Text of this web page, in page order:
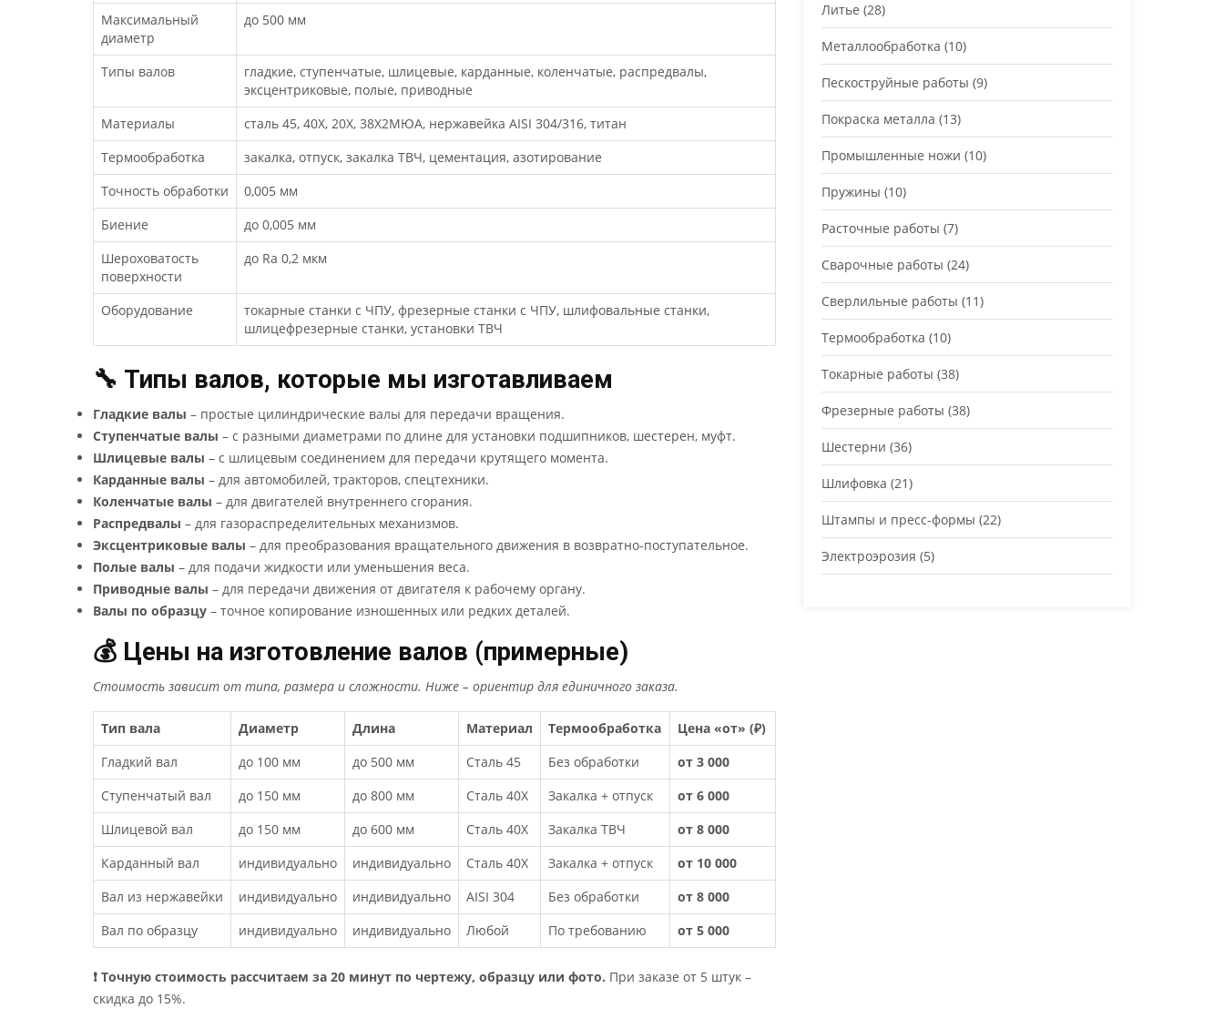
Максимальный
диаметр
до 500 мм
Типы валов
гладкие, ступенчатые, шлицевые, карданные, коленчатые, распредвалы,
эксцентриковые, полые, приводные
Материалы
сталь 45, 40Х, 20Х, 38Х2МЮА, нержавейка AISI 304/316, титан
Термообработка
закалка, отпуск, закалка ТВЧ, цементация, азотирование
Точность обработки
0,005 мм
Биение
до 0,005 мм
Шероховатость
поверхности
до Ra 0,2 мкм
Оборудование
токарные станки с ЧПУ, фрезерные станки с ЧПУ, шлифовальные станки,
шлицефрезерные станки, установки ТВЧ
🔧 Типы валов, которые мы изготавливаем
Гладкие валы – простые цилиндрические валы для передачи вращения.
Ступенчатые валы – с разными диаметрами по длине для установки подшипников, шестерен, муфт.
Шлицевые валы – с шлицевым соединением для передачи крутящего момента.
Карданные валы – для автомобилей, тракторов, спецтехники.
Коленчатые валы – для двигателей внутреннего сгорания.
Распредвалы – для газораспределительных механизмов.
Эксцентриковые валы – для преобразования вращательного движения в возвратно-поступательное.
Полые валы – для подачи жидкости или уменьшения веса.
Приводные валы – для передачи движения от двигателя к рабочему органу.
Валы по образцу – точное копирование изношенных или редких деталей.
💰 Цены на изготовление валов (примерные)
Стоимость зависит от типа, размера и сложности. Ниже – ориентир для единичного заказа.
Тип вала Диаметр Длина Материал Термообработка
Цена «от» (₽)
Гладкий вал
до 100 мм до 500 мм Сталь 45 Без обработки
от 3 000
Ступенчатый вал
до 150 мм до 800 мм Сталь 40Х Закалка + отпуск
от 6 000
Шлицевой вал
до 150 мм до 600 мм Сталь 40Х Закалка ТВЧ
от 8 000
Карданный вал
индивидуально индивидуально Сталь 40Х Закалка + отпуск
от 10 000
Вал из нержавейки
индивидуально индивидуально AISI 304 Без обработки
от 8 000
Вал по образцу
индивидуально индивидуально Любой По требованию от 5 000
❗ Точную стоимость рассчитаем за 20 минут по чертежу, образцу или фото. При заказе от 5 штук –
скидка до 15%.
Литье (28)
Металлообработка (10)
Пескоструйные работы (9)
Покраска металла (13)
Промышленные ножи (10)
Пружины (10)
Расточные работы (7)
Сварочные работы (24)
Сверлильные работы (11)
Термообработка (10)
Токарные работы (38)
Фрезерные работы (38)
Шестерни (36)
Шлифовка (21)
Штампы и пресс-формы (22)
Электроэрозия (5)